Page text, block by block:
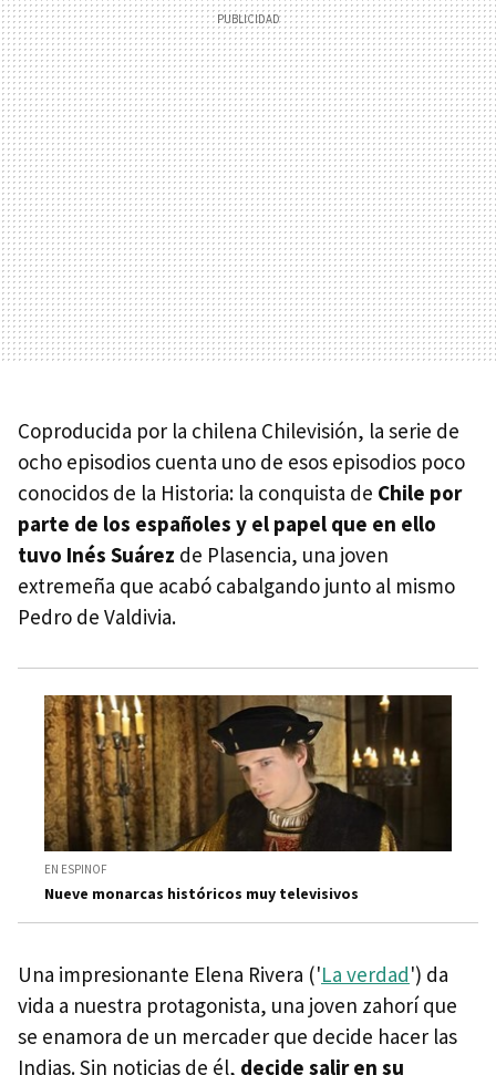
Coproducida por la chilena Chilevisión, la serie de
ocho episodios cuenta uno de esos episodios poco
conocidos de la Historia: la conquista de Chile por
parte de los españoles y el papel que en ello
tuvo Inés Suárez de Plasencia, una joven
extremeña que acabó cabalgando junto al mismo
Pedro de Valdivia.
EN ESPINOF
Nueve monarcas históricos muy televisivos
Una impresionante Elena Rivera ('La verdad') da
vida a nuestra protagonista, una joven zahorí que
se enamora de un mercader que decide hacer las
Indias. Sin noticias de él, decide salir en su